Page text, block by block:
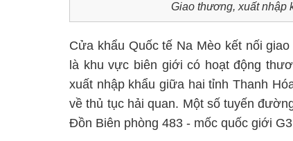
Giao thương, xuất nhập
Cửa khẩu Quốc tế Na Mèo kết nối
là khu vực biên giới có hoạt động
xuất nhập khẩu giữa hai tỉnh Thanh
về thủ tục hải quan. Một số tuyến
Đồn Biên phòng 483 - mốc quốc giới